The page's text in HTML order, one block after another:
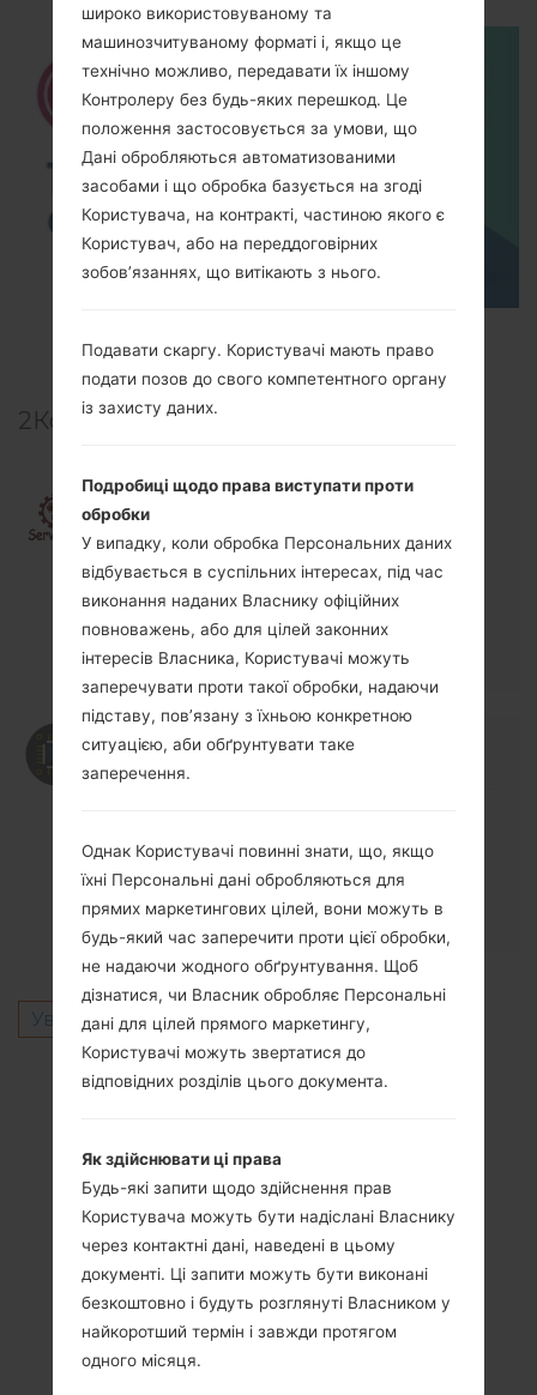
2 Коментарі
What firmware to install for the region of
Ukraine? LG H961 dual sim no connection.
imei 353829-07-124701-4
imei 353829-07-124702-2
09/20/2019 14:54:12adminвідповіді :
Увійти
Latest version is H961N30a_00_0519.kdz
Ця модель не для України.
Увійтищоб залишити коментар.
Інші моделі з цієї серії
LG V10F600KA
LG V10F600L
LG V10F600LA
LG V10F600S
LG V10F600SA
LG V10H900P
широко використовуваному та
машинозчитуваному форматі і, якщо це
технічно можливо, передавати їх іншому
Контролеру без будь-яких перешкод. Це
положення застосовується за умови, що
Дані обробляються автоматизованими
засобами і що обробка базується на згоді
Користувача, на контракті, частиною якого є
Користувач, або на переддоговірних
зобов’язаннях, що витікають з нього.
Подавати скаргу. Користувачі мають право
подати позов до свого компетентного органу
із захисту даних.
Подробиці щодо права виступати проти
обробки
У випадку, коли обробка Персональних даних
відбувається в суспільних інтересах, під час
виконання наданих Власнику офіційних
повноважень, або для цілей законних
інтересів Власника, Користувачі можуть
заперечувати проти такої обробки, надаючи
підставу, пов’язану з їхньою конкретною
ситуацією, аби обґрунтувати таке
заперечення.
Однак Користувачі повинні знати, що, якщо
їхні Персональні дані обробляються для
прямих маркетингових цілей, вони можуть в
будь-який час заперечити проти цієї обробки,
не надаючи жодного обґрунтування. Щоб
дізнатися, чи Власник обробляє Персональні
дані для цілей прямого маркетингу,
Користувачі можуть звертатися до
відповідних розділів цього документа.
Як здійснювати ці права
Будь-які запити щодо здійснення прав
Користувача можуть бути надіслані Власнику
через контактні дані, наведені в цьому
документі. Ці запити можуть бути виконані
безкоштовно і будуть розглянуті Власником у
найкоротший термін і завжди протягом
одного місяця.